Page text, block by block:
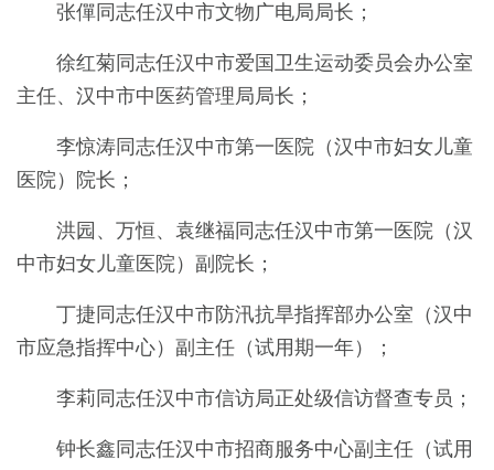
张僤同志任汉中市文物广电局局长；
徐红菊同 志任汉中市爱国卫生运动委员会办公室
主任、汉中市中医药管理局局长；
李惊涛同志任汉中市第一医院（汉中市妇女儿童
医院）院长；
洪园、万恒、袁继福同志任汉中市第一医院（汉
中市妇女儿童医院）副院长；
丁捷同志任汉中市防汛抗旱指挥部办公室（汉中
市应急指挥中心）副主任（试用期一年）；
李莉同志任汉中市信访局正处级信访督查专员；
钟长鑫同志任汉中市招商服务中心副主任（试用